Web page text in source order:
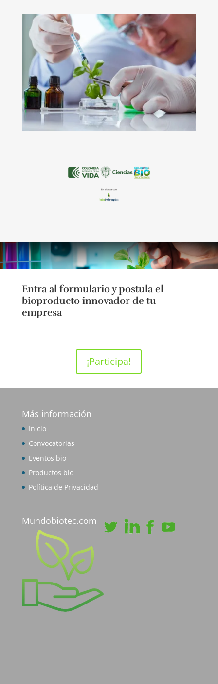
Entra al formulario y postula el
bioproducto innovador de tu
empresa
¡Participa!
Más información
Inicio
Convocatorias
Eventos bio
Productos bio
Política de Privacidad
Mundobiotec.com